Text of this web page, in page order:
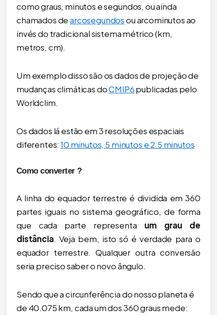
como graus, minutos e segundos, ou ainda
chamados dearcosegundosou arcominutos ao
invés do tradicional sistema métrico (km,
metros, cm).
Um exemplo disso são os dados de projeção de
mudanças climáticas doCMIP6publicadas pelo
Worldclim.
Os dados lá estão em 3 resoluções espaciais
diferentes:10 minutos, 5 minutos e 2.5 minutos
Como converter ?
A linha do equador terrestre é dividida em 360
partes iguais no sistema geográfico, de forma
que cada parte representa um grau de
distância. Veja bem, isto só é verdade para o
equador terrestre. Qualquer outra conversão
seria preciso saber o novo ângulo.
Sendo que a circunferência do nosso planeta é
de 40.075 km, cada um dos 360 graus mede: